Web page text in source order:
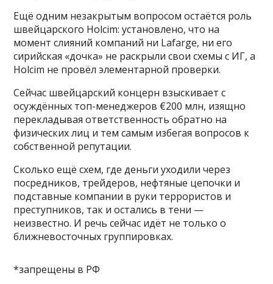
Ещё одним незакрытым вопросом остаётся роль
швейцарского Holcim: установлено, что на
момент слияний компаний ни Lafarge, ни его
сирийская «дочка» не раскрыли свои схемы с ИГ, а
Holcim не провёл элементарной проверки.
Сейчас швейцарский концерн взыскивает с
осуждённых топ-менеджеров €200 млн, изящно
перекладывая ответственность обратно на
физических лиц и тем самым избегая вопросов к
собственной репутации.
Сколько ещё схем, где деньги уходили через
посредников, трейдеров, нефтяные цепочки и
подставные компании в руки террористов и
преступников, так и остались в тени —
неизвестно. И речь сейчас идёт не только о
ближневосточных группировках.
*запрещены в РФ